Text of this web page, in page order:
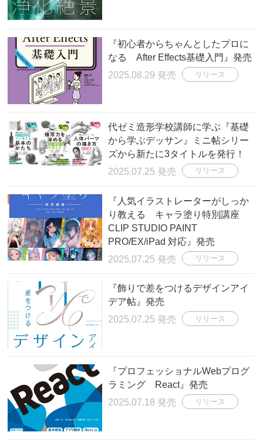
『初心者からちゃんとしたプロに
なる After Effects基礎入門』発売
2025.08.29 発売
リリース
代ゼミ造形学校講師に学ぶ『基礎
から学ぶデッサン』ミニ帖シリー
ズから新たに3タイトルを発行！
2025.07.25 発売
リリース
『人気イラストレーターがしっか
り教える キャラ塗り特別講座
CLIP STUDIO PAINT
PRO/EX/iPad 対応』発売
2025.07.25 発売
リリース
『飾りで差をつけるデザインアイ
デア帖』発売
2025.07.25 発売
リリース
『プロフェッショナルWebプログ
ラミング React』発売
2025.07.18 発売
リリース